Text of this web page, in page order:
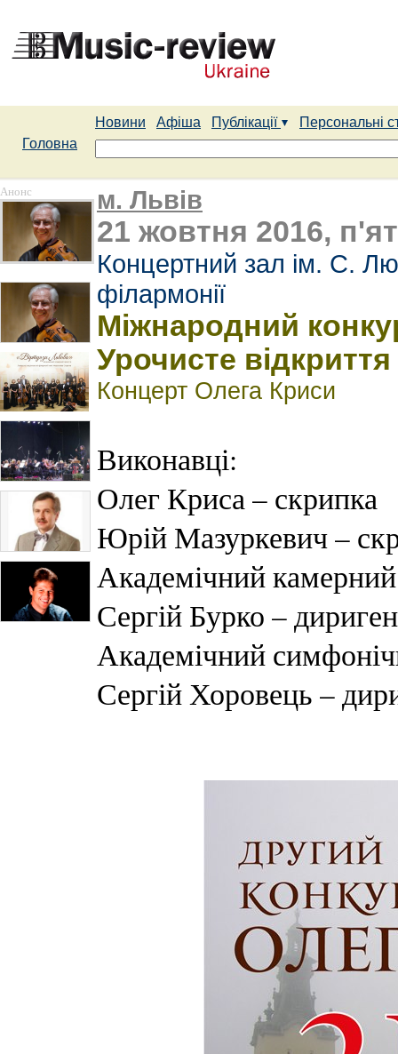
Новини Афіша Публікації
Персональні
Головна
Анонс м. Львів
21 жовтня 2016,
Концертний зал ім. С.
філармонії
Міжнародний
Урочисте відкриття
Концерт Олега Криси
Виконавці:
Олег Криса – скрипка
Юрій Мазуркевич –
Академічний
Сергій Бурко –
Академічний
Сергій Хоровець –